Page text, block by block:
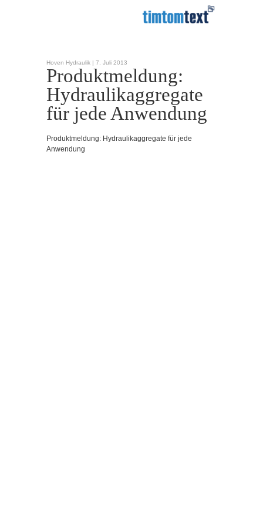
Hoven Hydraulik | 7. Juli 2013
Produktmeldung:
Hydraulikaggregate
für jede Anwendung
Produktmeldung: Hydraulikaggregate für jede
Anwendung